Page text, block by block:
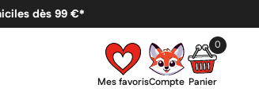
dès 99 €*
Mes favorisCompte
0
Panier